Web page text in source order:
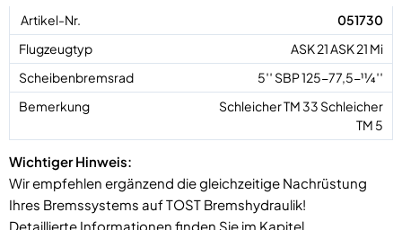
051730
ASK 21 ASK 21 Mi
5′′ SBP 125-77,5-11⁄4′′
Schleicher TM 33 Schleicher
TM 5
Wichtiger Hinweis:
Wir empfehlen ergänzend die gleichzeitige Nachrüstung
Ihres Bremssystems auf TOST Bremshydraulik!
Detaillierte Informationen finden Sie im Kapitel